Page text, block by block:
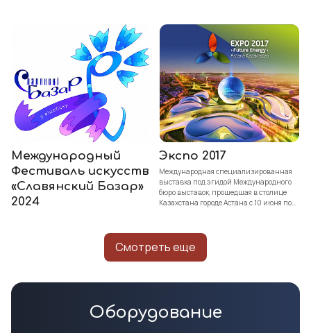
Международный
Фестиваль искусств
«Славянский Базар»
2024
Экспо 2017
Международная специализированная
выставка под эгидой Международного
бюро выставок, прошедшая в столице
Казахстана городе Астана с 10 июня по
Смотреть еще
Оборудование